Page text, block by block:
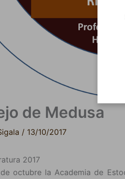
de Medusa
/ 13/10/2017
2017
octubre la Academia de